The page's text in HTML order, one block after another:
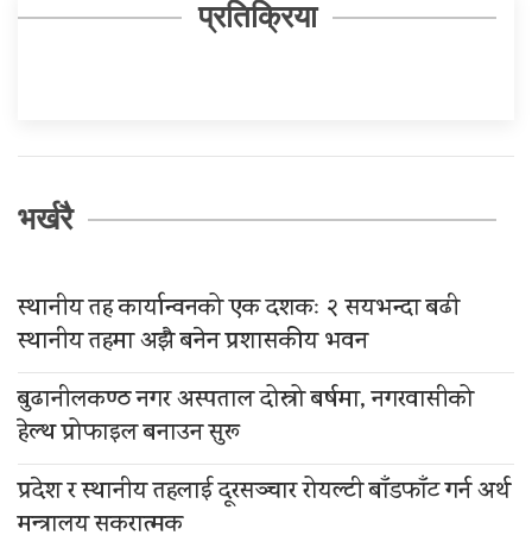
प्रतिक्रिया
भर्खरै
स्थानीय तह कार्यान्वनको एक दशकः २ सयभन्दा बढी
स्थानीय तहमा अझै बनेन प्रशासकीय भवन
बुढानीलकण्ठ नगर अस्पताल दोस्रो बर्षमा, नगरवासीको
हेल्थ प्रोफाइल बनाउन सुरू
प्रदेश र स्थानीय तहलाई दूरसञ्चार रोयल्टी बाँडफाँट गर्न अर्थ
मन्त्रालय सकरात्मक